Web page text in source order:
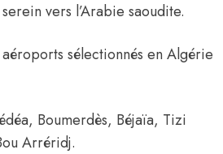
vers l’Arabie saoudite.
sélectionnés en Algérie
Boumerdès, Béjaïa, Tizi
Arréridj.